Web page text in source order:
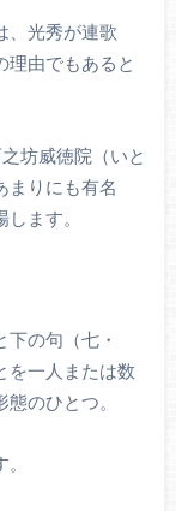
、光秀が連歌
理由でもあると
坊威徳院（いと
まりにも有名
ます。
の句（七・
を一人または数
のひとつ。